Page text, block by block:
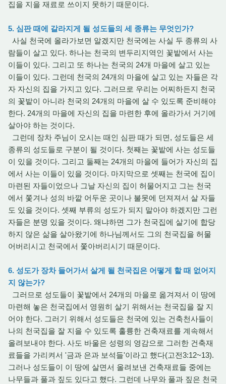
집을 지을 재료로 쓰이지 못하기 때문이다.
5. 심판 때에 갈라지게 될 성도들의 세 종류는 무엇인가?
사실 천국에 올라가보면 알겠지만 천국에는 사실 두 종류의 사
람들이 살고 있다. 하나는 천국의 변두리지역인 꽃밭에서 사는
이들이 있다. 그리고 또 하나는 천국의 24개 마을에 살고 있는
이들이 있다. 그런데 천국의 24개의 마을에 살고 있는 자들은 각
자 자신의 집을 가지고 있다. 그러므로 우리는 어찌하든지 천국
의 꽃밭이 아니라 천국의 24개의 마을에 살 수 있도록 준비해야
한다. 24개의 마을에 자신의 집을 마련한 후에 올라가서 거기에
살아야 하는 것이다.
그런데 장차 주님이 오시는 때인 심판 때가 되면, 성도들은 세
종류의 성도들로 구분이 될 것이다. 첫째는 꽃밭에 사는 성도들
이 있을 것이다. 그리고 둘째는 24개의 마을에 들어가 자신의 집
에서 사는 이들이 있을 것이다. 마지막으로 셋째는 천국에 집이
마련된 자들이었으나 그날 자신의 집이 허물어지고 그는 천국
에서 쫓겨나 성의 바깥 어두운 곳이나 불못에 던져져서 살 자들
도 있을 것이다. 셋째 부류의 성도가 되지 말아야 하겠지만 그런
자들은 분명 있을 것이다. 왜냐하면 그가 천국집에 살기에 합당
하지 않은 삶을 살아왔기에 하나님께서도 그의 천국집을 허물
어버리시고 천국에서 쫓아버리시기 때문이다.
6. 성도가 장차 들어가서 살게 될 천국집은 어떻게 할 때 없어지
지 않는가?
그러므로 성도들이 꽃밭에서 24개의 마을로 옮겨져서 이 땅에
마련해 놓은 천국집에서 영원히 살기 위해서는 천국집을 잘 지
어야 한다. 그러기 위해서 성도들은 천국에 있는 건축천사들이
나의 천국집을 잘 지을 수 있도록 훌륭한 건축재료를 계속해서
올려보내야 한다. 사도 바울은 성령의 영감으로 그러한 건축재
료들을 가리켜서 '금과 은과 보석들'이라고 했다(고전3:12~13).
그러나 성도들이 이 땅에 살면서 올려보낸 건축재료들 중에는
나무들과 풀과 짚도 있다고 했다. 그런데 나무와 풀과 짚은 천국